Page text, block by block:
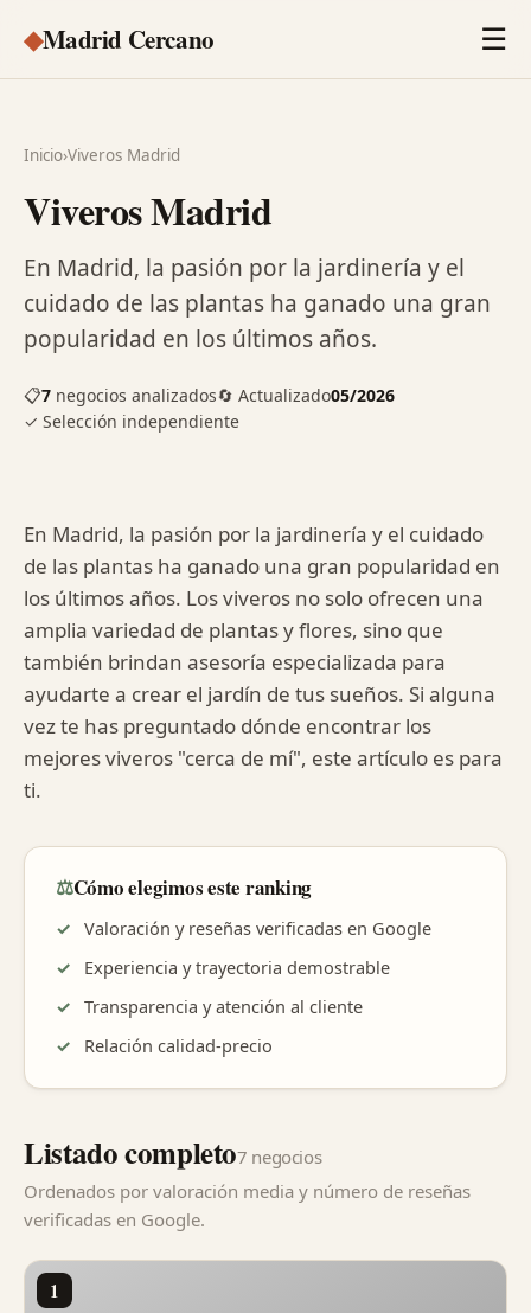
◆Madrid Cercano ☰
Inicio›Viveros Madrid
Viveros Madrid
En Madrid, la pasión por la jardinería y el
cuidado de las plantas ha ganado una gran
popularidad en los últimos años.
📋7 negocios analizados🔄 Actualizado05/2026
✓ Selección independiente
En Madrid, la pasión por la jardinería y el cuidado
de las plantas ha ganado una gran popularidad en
los últimos años. Los viveros no solo ofrecen una
amplia variedad de plantas y flores, sino que
también brindan asesoría especializada para
ayudarte a crear el jardín de tus sueños. Si alguna
vez te has preguntado dónde encontrar los
mejores viveros "cerca de mí", este artículo es para
ti.
⚖️Cómo elegimos este ranking
Valoración y reseñas verificadas en Google
Experiencia y trayectoria demostrable
Transparencia y atención al cliente
Relación calidad-precio
Listado completo7 negocios
Ordenados por valoración media y número de reseñas
verificadas en Google.
1